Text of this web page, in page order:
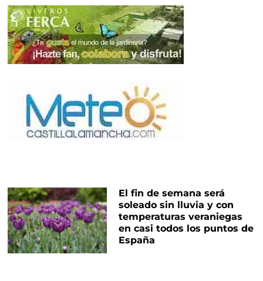
El fin de semana será
soleado sin lluvia y con
temperaturas veraniegas
en casi todos los puntos de
España